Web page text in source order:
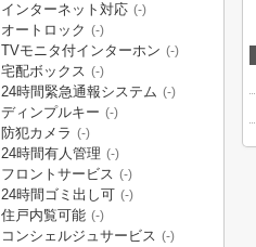
インターネット対応 (-)
オートロック (-)
TVモニタ付インターホン (-)
宅配ボックス (-)
24時間緊急通報システム (-)
ディンプルキー (-)
防犯カメラ (-)
24時間有人管理 (-)
フロントサービス (-)
24時間ゴミ出し可 (-)
住戸内覧可能 (-)
コンシェルジュサービス (-)